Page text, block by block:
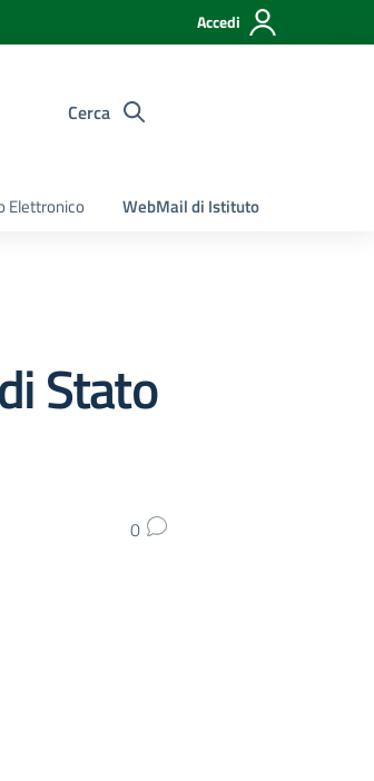
Accedi
Cerca
Elettronico WebMail di Istituto
Stato
0